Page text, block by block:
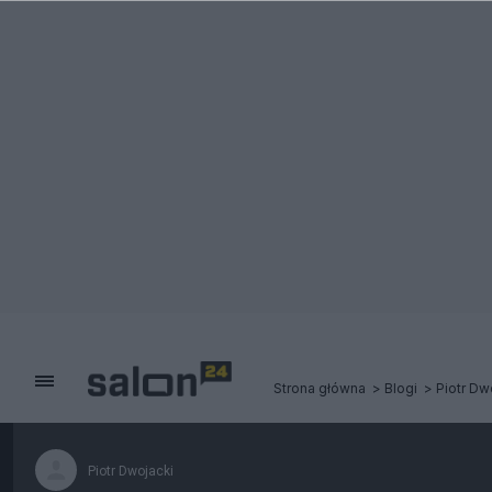
Strona główna Blogi Piotr
Piotr Dwojacki